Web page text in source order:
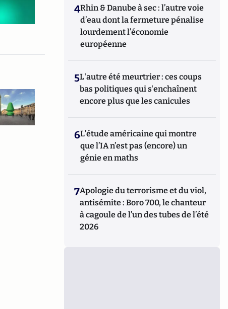
4Rhin & Danube à sec : l’autre voie
d’eau dont la fermeture pénalise
lourdement l’économie
européenne
5L'autre été meurtrier : ces coups
bas politiques qui s'enchaînent
encore plus que les canicules
6L’étude américaine qui montre
que l’IA n’est pas (encore) un
génie en maths
7Apologie du terrorisme et du viol,
antisémite : Boro 700, le chanteur
à cagoule de l’un des tubes de l’été
2026